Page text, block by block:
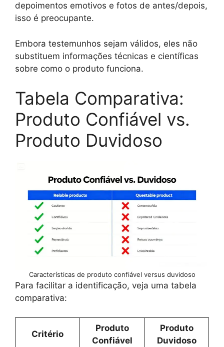
depoimentos emotivos e fotos de antes/depois,
isso é preocupante.
Embora testemunhos sejam válidos, eles não
substituem informações técnicas e científicas
sobre como o produto funciona.
Tabela Comparativa:
Produto Confiável vs.
Produto Duvidoso
Características de produto confiável versus duvidoso
Para facilitar a identificação, veja uma tabela
comparativa:
Critério
Produto
Confiável
Produto
Duvidoso